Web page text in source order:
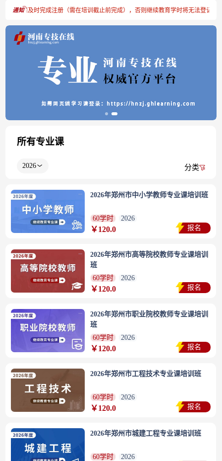
员请及时完成注册（需在培训截止前完成），否则继续教育学时将无法登记，请
所有专业课
2026 分类
2026年郑州市中小学教师专业课培训班
60学时 2026
￥120.0 报名
2026年郑州市高等院校教师专业课培训
班
60学时
2026
￥120.0 报名
2026年郑州市职业院校教师专业课培训
班
60学时
2026
￥120.0 报名
2026年郑州市工程技术专业课培训班
60学时 2026
￥120.0 报名
2026年郑州市城建工程专业课培训班
60学时 2026